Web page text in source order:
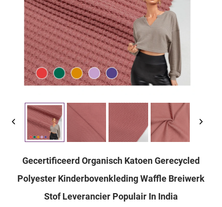
Gecertificeerd Organisch Katoen Gerecycled
Polyester Kinderbovenkleding Waffle Breiwerk
Stof Leverancier Populair In India